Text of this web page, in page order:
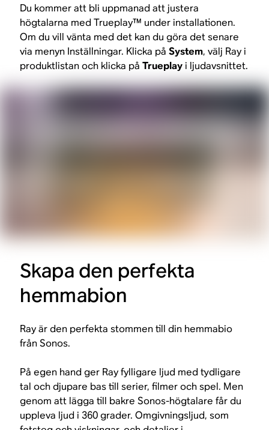
Du kommer att bli uppmanad att justera
högtalarna med Trueplay™ under installationen.
Om du vill vänta med det kan du göra det senare
via menyn Inställningar. Klicka påSystem, välj Ray i
produktlistan och klicka påTrueplayi ljudavsnittet.
Skapa den perfekta
hemmabion
Ray är den perfekta stommen till din hemmabio
från Sonos.
På egen hand ger Ray fylligare ljud med tydligare
tal och djupare bas till serier, filmer och spel. Men
genom att lägga till bakre Sonos-högtalare får du
uppleva ljud i 360 grader. Omgivningsljud, som